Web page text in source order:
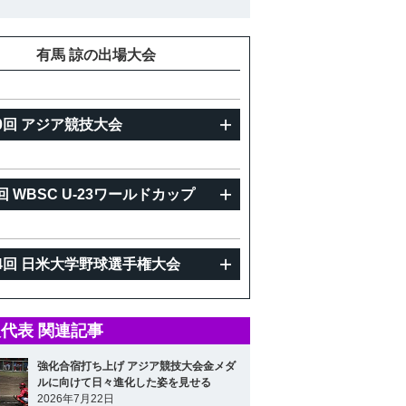
有馬 諒の出場大会
アジア競技大会
WBSC U-23ワールドカップ
日米大学野球選手権大会
表 関連記事
強化合宿打ち上げ アジア競技大会金メダ
ルに向けて日々進化した姿を見せる
2026年7月22日